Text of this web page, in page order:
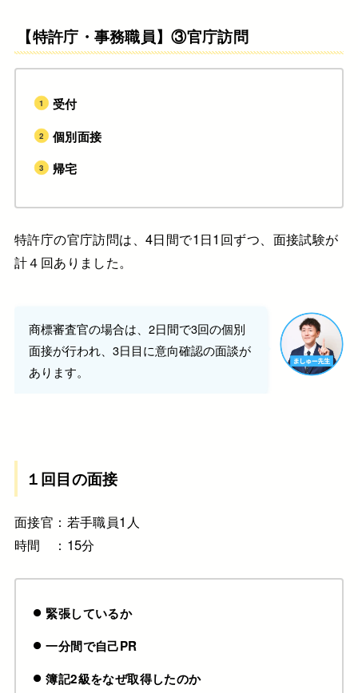
【特許庁・事務職員】③官庁訪問
受付
個別面接
帰宅
特許庁の官庁訪問は、4日間で1日1回ずつ、面接試験が
計４回ありました。
商標審査官の場合は、2日間で3回の個別
面接が行われ、3日目に意向確認の面談が
あります。
１回目の面接
面接官：若手職員1人
時間 ：15分
緊張しているか
一分間で自己PR
簿記2級をなぜ取得したのか